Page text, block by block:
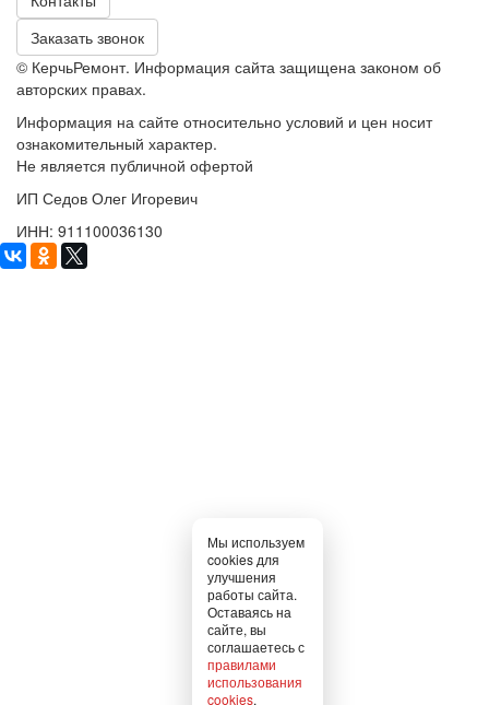
Заказать звонок
© КерчьРемонт. Информация сайта защищена законом об
авторских правах.
Информация на сайте относительно условий и цен носит
ознакомительный характер.
Не является публичной офертой
ИП Седов Олег Игоревич
ИНН: 911100036130
Мы используем
cookies для
улучшения
работы сайта.
Оставаясь на
сайте, вы
соглашаетесь с
правилами
использования
cookies.